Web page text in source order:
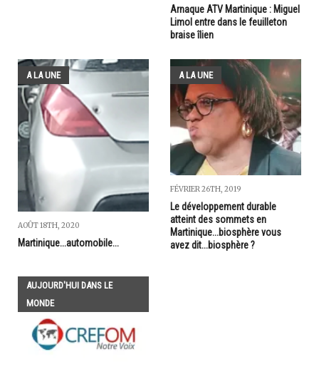
Arnaque ATV Martinique : Miguel
Limol entre dans le feuilleton
braise îlien
A LA UNE
AOÛT 18TH, 2020
Martinique...automobile...
A LA UNE
FÉVRIER 26TH, 2019
Le développement durable
atteint des sommets en
Martinique...biosphère vous
avez dit...biosphère ?
AUJOURD'HUI DANS LE
MONDE